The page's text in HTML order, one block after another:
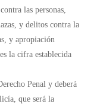
las personas,
y delitos contra la
y apropiación
la cifra establecida
Penal y deberá
que será la